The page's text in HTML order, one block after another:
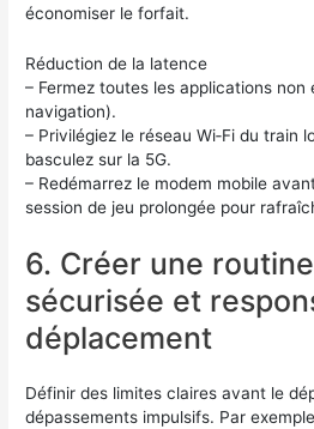
économiser le forfait.
Réduction de la latence
– Fermez toutes les applications non
navigation).
– Privilégiez le réseau Wi‑Fi du train
basculez sur la 5G.
– Redémarrez le modem mobile
session de jeu prolongée pour
6. Créer une
sécurisée et
déplacement
Définir des limites claires avant le
dépassements impulsifs. Par